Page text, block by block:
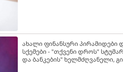
ახალი ფინანსური
სქემები - "თქვენი დროს"
და ბანკების" ხელმძღვანელი,